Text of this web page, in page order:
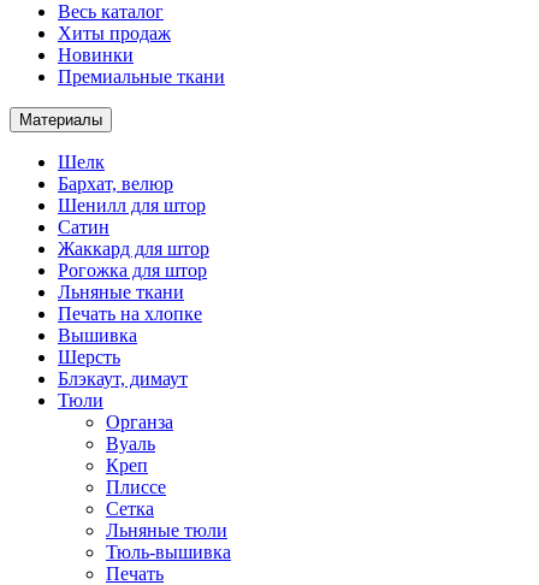
Весь каталог
Хиты продаж
Новинки
Премиальные ткани
Материалы
Шелк
Бархат, велюр
Шенилл для штор
Сатин
Жаккард для штор
Рогожка для штор
Льняные ткани
Печать на хлопке
Вышивка
Шерсть
Блэкаут, димаут
Тюли
Органза
Вуаль
Креп
Плиссе
Сетка
Льняные тюли
Тюль-вышивка
Печать